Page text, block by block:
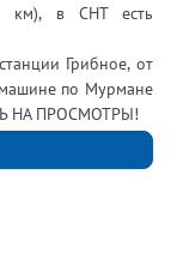
км), в СНТ есть
Грибное, от
по Мурмане
НА ПРОСМОТРЫ!